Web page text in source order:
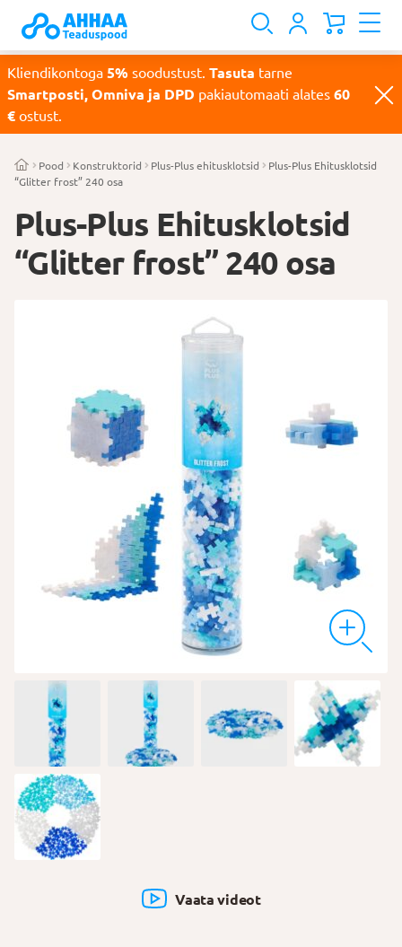
Kliendikontoga 5% soodustust. Tasuta tarne
Smartposti, Omniva ja DPD pakiautomaati alates 60
€ ostust.
Pood Konstruktorid Plus-Plus ehitusklotsid
Plus-Plus Ehitusklotsid
“Glitter frost” 240 osa
Plus-Plus Ehitusklotsid
“Glitter frost” 240 osa
Vaata videot